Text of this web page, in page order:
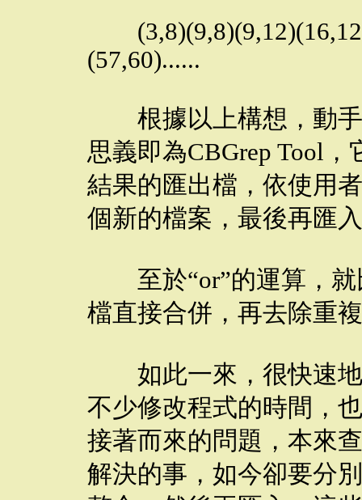
(57,60)......
根據以上構想，動手
思義即為CBGrep Tool
結果的匯出檔，依使用
個新的檔案，最後再匯
至於“or”的運算，就
檔直接合併，再去除重
如此一來，很快速地
不少修改程式的時間，
接著而來的問題，本來
解決的事，如今卻要分